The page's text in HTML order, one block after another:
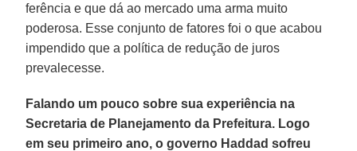
ferência e que dá ao mercado uma arma muito
poderosa. Esse conjunto de fato­res foi o que acabou
impendido que a po­lítica de redução de juros
prevalecesse.
Falando um pouco sobre sua experiência na
Secretaria de Planejamento da Prefeitura. Logo
em seu primeiro ano, o governo Haddad sofreu